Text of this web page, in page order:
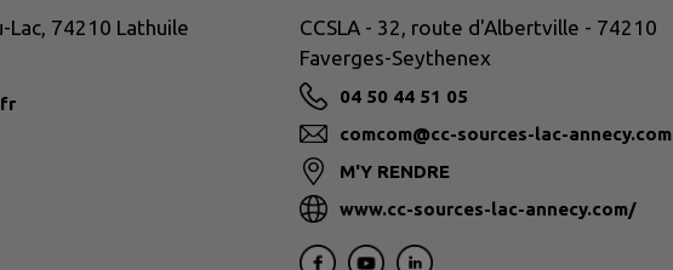
74210 Lathuile
CCSLA - 32, route d'Albertville - 74210
Faverges-Seythenex
04 50 44 51 05
comcom@cc-sources-lac-annecy.com
M'Y RENDRE
www.cc-sources-lac-annecy.com/